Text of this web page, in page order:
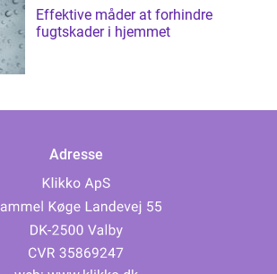
Effektive måder at forhindre
fugtskader i hjemmet
Adresse